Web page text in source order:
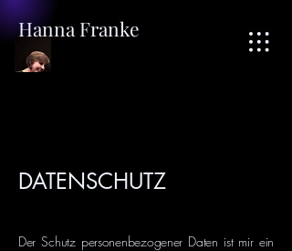
Hanna Franke
DATENSCHUTZ
Der Schutz personenbezogener Daten ist mir ein